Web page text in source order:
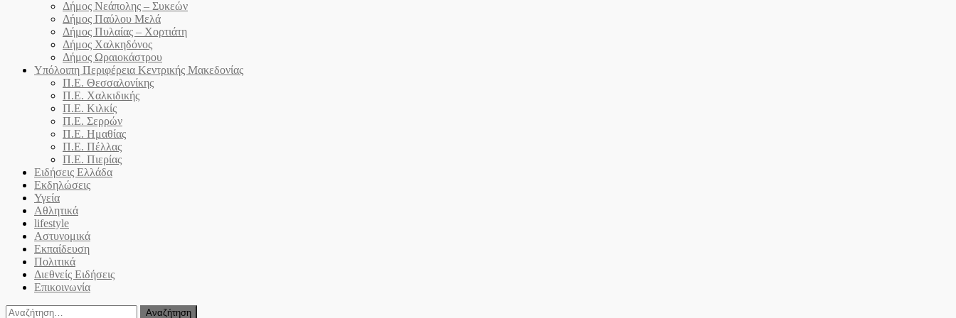
Δήμος Νεάπολης – Συκεών
Δήμος Παύλου Μελά
Δήμος Πυλαίας – Χορτιάτη
Δήμος Χαλκηδόνος
Δήμος Ωραιοκάστρου
Υπόλοιπη Περιφέρεια Κεντρικής Μακεδονίας
Π.Ε. Θεσσαλονίκης
Π.Ε. Χαλκιδικής
Π.Ε. Κιλκίς
Π.Ε. Σερρών
Π.Ε. Ημαθίας
Π.Ε. Πέλλας
Π.Ε. Πιερίας
Ειδήσεις Ελλάδα
Εκδηλώσεις
Υγεία
Αθλητικά
lifestyle
Αστυνομικά
Εκπαίδευση
Πολιτικά
Διεθνείς Ειδήσεις
Επικοινωνία
Αναζήτηση